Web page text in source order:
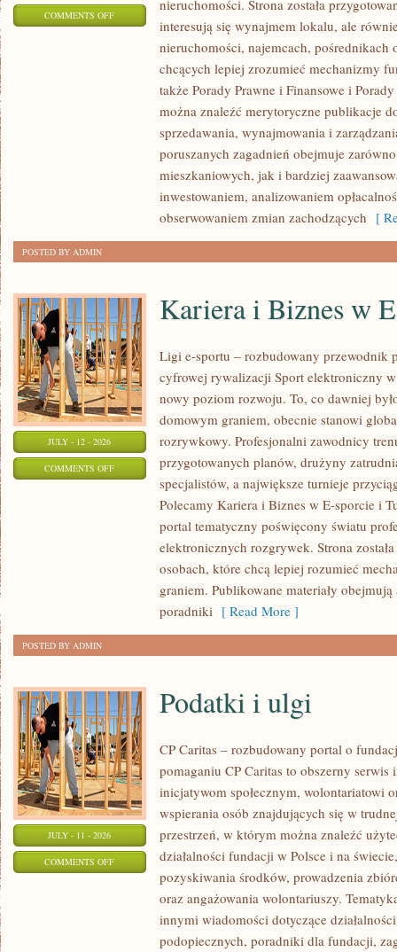
COMMENTS OFFON
nieruchomości. Strona została
interesują się wynajmem lokalu, ale
nieruchomości, najemcach,
chcących lepiej zrozumieć mechanizmy
także Porady Prawne i Finansowe i
można znaleźć merytoryczne publikacje
sprzedawania, wynajmowania i
poruszanych zagadnień obejmuje
mieszkaniowych, jak i bardziej
inwestowaniem, analizowaniem
obserwowaniem zmian zachodzących [
POSTED BY ADMIN
JULY - 12 - 2026
COMMENTS OFFON
Kariera i Biznes w
Ligi e-sportu – rozbudowany przewodnik
cyfrowej rywalizacji Sport elektroniczny
nowy poziom rozwoju. To, co dawniej
domowym graniem, obecnie stanowi
rozrywkowy. Profesjonalni zawodnicy
przygotowanych planów, drużyny
specjalistów, a największe turnieje
Polecamy Kariera i Biznes w E-sporcie i
portal tematyczny poświęcony światu
elektronicznych rozgrywek. Strona
osobach, które chcą lepiej rozumieć
graniem. Publikowane materiały
poradniki [ Read More ]
POSTED BY ADMIN
JULY - 11 - 2026
COMMENTS OFFON
Podatki i ulgi
CP Caritas – rozbudowany portal o
pomaganiu CP Caritas to obszerny
inicjatywom społecznym, wolontariatowi
wspierania osób znajdujących się w
przestrzeń, w którym można znaleźć
działalności fundacji w Polsce i na
pozyskiwania środków, prowadzenia
oraz angażowania wolontariuszy.
innymi wiadomości dotyczące
podopiecznych, poradniki dla fundacji,